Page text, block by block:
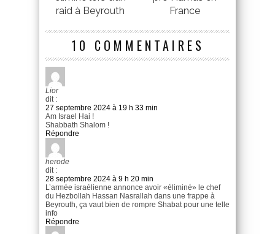
raid à Beyrouth
France
10 COMMENTAIRES
Lior
dit :
27 septembre 2024 à 19 h 33 min
Am Israel Hai !
Shabbath Shalom !
Répondre
herode
dit :
28 septembre 2024 à 9 h 20 min
L’armée israélienne annonce avoir «éliminé» le chef
du Hezbollah Hassan Nasrallah dans une frappe à
Beyrouth, ça vaut bien de rompre Shabat pour une telle
info
Répondre